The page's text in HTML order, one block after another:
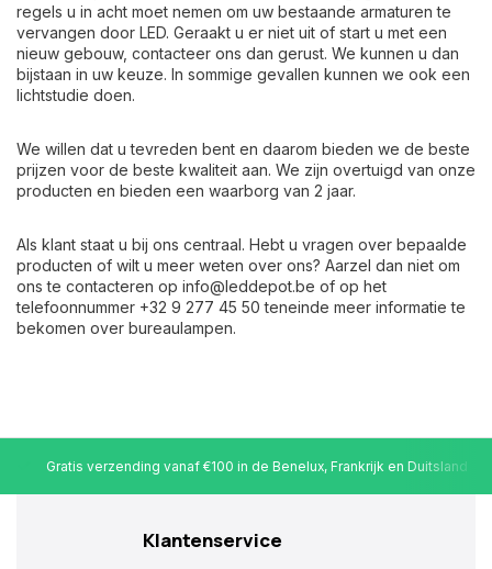
regels u in acht moet nemen om uw bestaande armaturen te
vervangen door LED. Geraakt u er niet uit of start u met een
nieuw gebouw, contacteer ons dan gerust. We kunnen u dan
bijstaan in uw keuze. In sommige gevallen kunnen we ook een
lichtstudie doen.
We willen dat u tevreden bent en daarom bieden we de beste
prijzen voor de beste kwaliteit aan. We zijn overtuigd van onze
producten en bieden een waarborg van 2 jaar.
Als klant staat u bij ons centraal. Hebt u vragen over bepaalde
producten of wilt u meer weten over ons? Aarzel dan niet om
ons te contacteren op info@leddepot.be of op het
telefoonnummer +32 9 277 45 50 teneinde meer informatie te
bekomen over bureaulampen.
Gratis verzending vanaf €100 in de Benelux, Frankrijk en Duitsland
Klantenservice